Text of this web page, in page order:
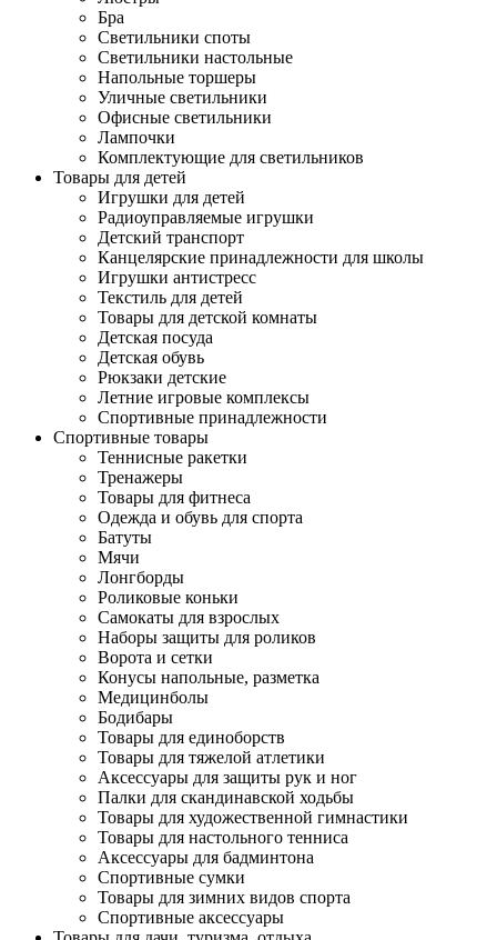
Бра
Светильники споты
Светильники настольные
Напольные торшеры
Уличные светильники
Офисные светильники
Лампочки
Комплектующие для светильников
Товары для детей
Игрушки для детей
Радиоуправляемые игрушки
Детский транспорт
Канцелярские принадлежности для школы
Игрушки антистресс
Текстиль для детей
Товары для детской комнаты
Детская посуда
Детская обувь
Рюкзаки детские
Летние игровые комплексы
Спортивные принадлежности
Спортивные товары
Теннисные ракетки
Тренажеры
Товары для фитнеса
Одежда и обувь для спорта
Батуты
Мячи
Лонгборды
Роликовые коньки
Самокаты для взрослых
Наборы защиты для роликов
Ворота и сетки
Конусы напольные, разметка
Медицинболы
Бодибары
Товары для единоборств
Товары для тяжелой атлетики
Аксессуары для защиты рук и ног
Палки для скандинавской ходьбы
Товары для художественной гимнастики
Товары для настольного тенниса
Аксессуары для бадминтона
Спортивные сумки
Товары для зимних видов спорта
Спортивные аксессуары